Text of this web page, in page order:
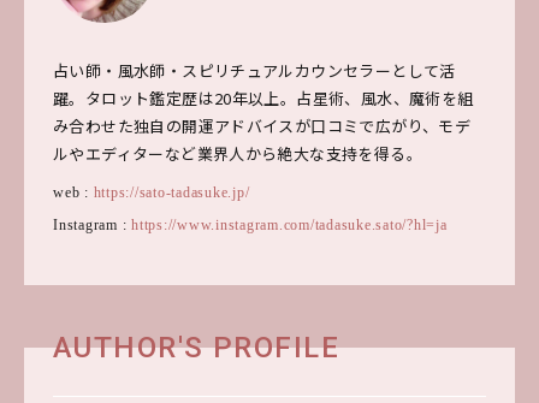
占い師・風水師・スピリチュアルカウンセラーとして活
躍。タロット鑑定歴は20年以上。占星術、風水、魔術を組
み合わせた独自の開運アドバイスが口コミで広がり、モデ
ルやエディターなど業界人から絶大な支持を得る。
web : https://sato-tadasuke.jp/
Instagram : https://www.instagram.com/tadasuke.sato/?hl=ja
AUTHOR'S PROFILE